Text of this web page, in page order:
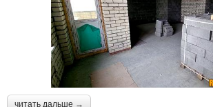
читать дальше →